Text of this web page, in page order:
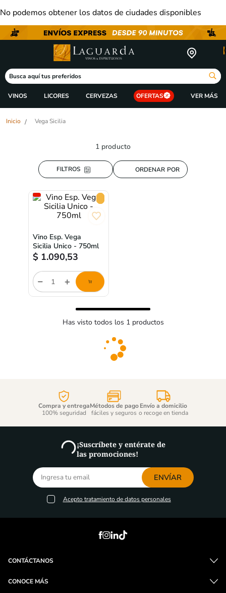
No podemos obtener los datos de ciudades disponibles
Busca aquí tus preferidos
VINOS LICORES CERVEZAS OFERTAS
Vega Sicilia
1 producto
ORDENAR POR
Vino Esp. Vega
Sicilia Unico - 750ml
$ 1.090,53
Cantidad
de
producto
Has visto todos los 1productos
Compra y entrega
100% seguridad
Métodos de pago
fáciles y seguros
Envío a domicilio
o recoge en tienda
¡Suscríbete y entérate de
las promociones!
ENVÍAR
Acepto tratamiento de datos personales
CONTÁCTANOS
CONOCE MÁS